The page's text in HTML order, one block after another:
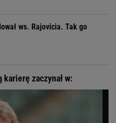
ws. Rajovicia. Tak go
zaczynał w: